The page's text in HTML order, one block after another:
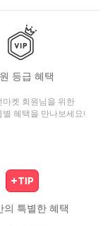
등급 혜택
마켓 회원님을 위한
별 혜택을 만나보세요!
의 특별한 혜택